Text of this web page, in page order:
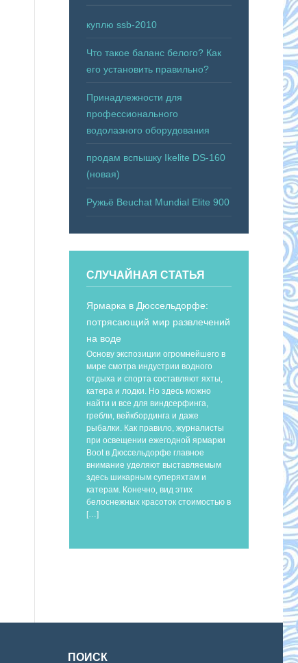
куплю ssb-2010
Что такое баланс белого? Как
его установить правильно?
Принадлежности для
профессионального
водолазного оборудования
продам вспышку Ikelite DS-160
(новая)
Ружьё Beuchat Mundial Elite 900
СЛУЧАЙНАЯ СТАТЬЯ
Ярмарка в Дюссельдорфе:
потрясающий мир развлечений
на воде
Основу экспозиции огромнейшего в
мире смотра индустрии водного
отдыха и спорта составляют яхты,
катера и лодки. Но здесь можно
найти и все для виндсерфинга,
гребли, вейкбординга и даже
рыбалки. Как правило, журналисты
при освещении ежегодной ярмарки
Boot в Дюссельдорфе главное
внимание уделяют выставляемым
здесь шикарным суперяхтам и
катерам. Конечно, вид этих
белоснежных красоток стоимостью в
[…]
ПОИСК